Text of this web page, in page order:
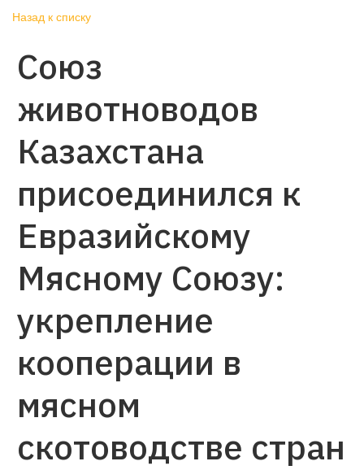
Назад к списку
Союз
животноводов
Казахстана
присоединился к
Евразийскому
Мясному Союзу:
укрепление
кооперации в
мясном
скотоводстве стран